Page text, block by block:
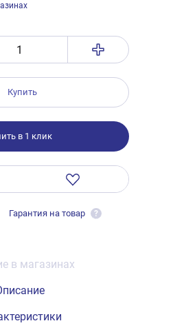
Купить
в 1 клик
Гарантия на товар ?
в магазинах